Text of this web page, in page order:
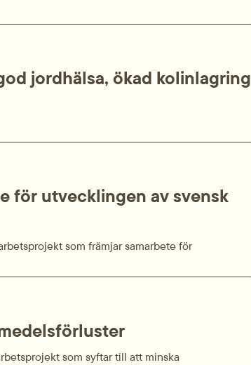
jordhälsa, ökad kolinlagring
för utvecklingen av svensk
som främjar samarbete för
som syftar till att minska